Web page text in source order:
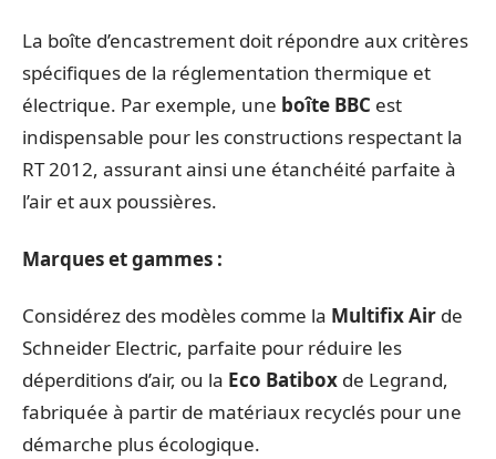
La boîte d’encastrement doit répondre aux critères
spécifiques de la réglementation thermique et
électrique. Par exemple, une boîte BBC est
indispensable pour les constructions respectant la
RT 2012, assurant ainsi une étanchéité parfaite à
l’air et aux poussières.
Marques et gammes :
Considérez des modèles comme la Multifix Air de
Schneider Electric, parfaite pour réduire les
déperditions d’air, ou la Eco Batibox de Legrand,
fabriquée à partir de matériaux recyclés pour une
démarche plus écologique.